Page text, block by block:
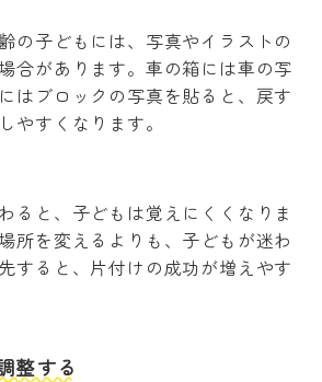
の子どもには、写真やイラストの
合があります。車の箱には車の写
はブロックの写真を貼ると、戻す
やすくなります。
ると、子どもは覚えにくくなりま
所を変えるよりも、子どもが迷わ
すると、片付けの成功が増えやす
整する